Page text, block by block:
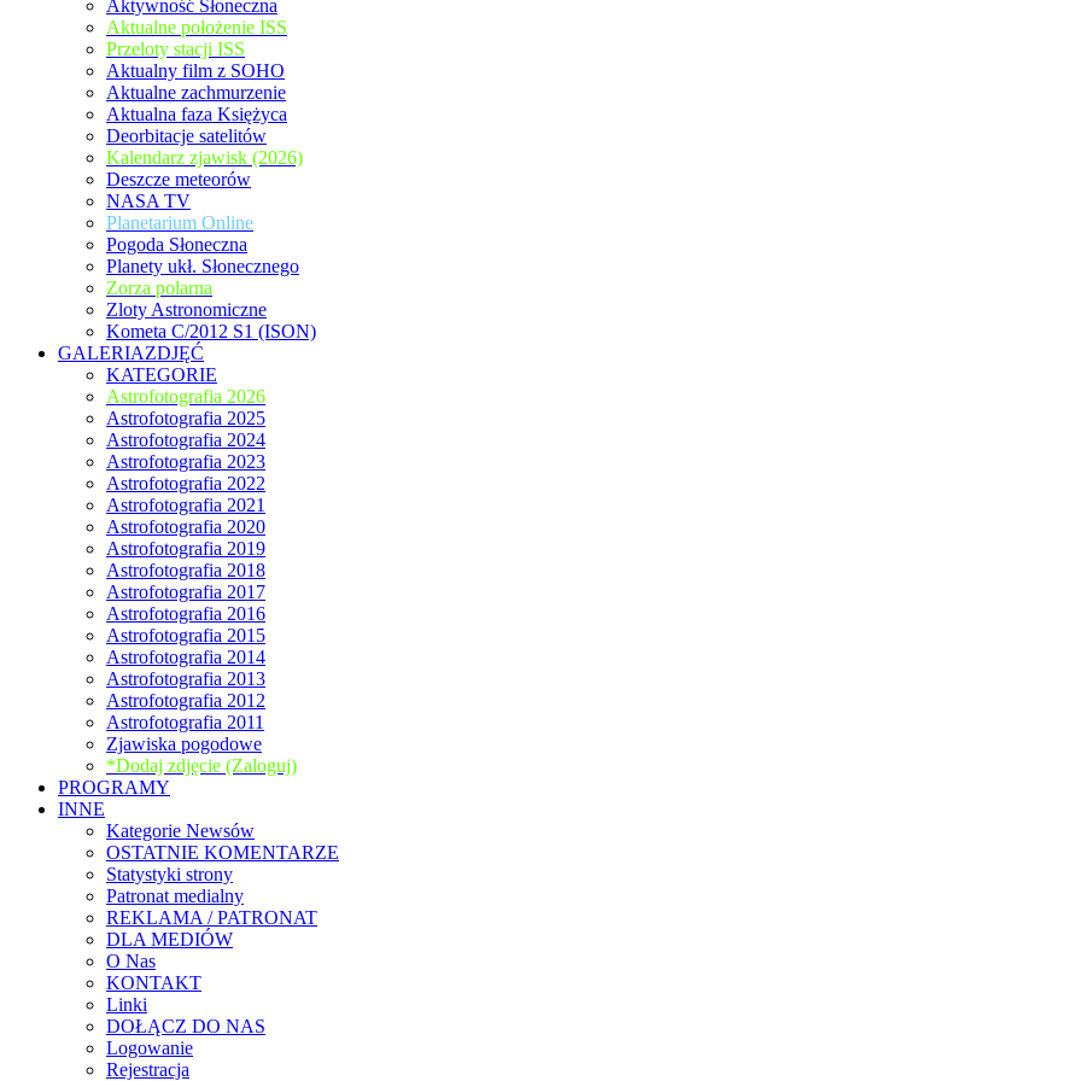
Aktywność Słoneczna
Aktualne położenie ISS
Przeloty stacji ISS
Aktualny film z SOHO
Aktualne zachmurzenie
Aktualna faza Księżyca
Deorbitacje satelitów
Kalendarz zjawisk (2026)
Deszcze meteorów
NASA TV
Planetarium Online
Pogoda Słoneczna
Planety ukł. Słonecznego
Zorza polarna
Zloty Astronomiczne
Kometa C/2012 S1 (ISON)
GALERIAZDJĘĆ
KATEGORIE
Astrofotografia 2026
Astrofotografia 2025
Astrofotografia 2024
Astrofotografia 2023
Astrofotografia 2022
Astrofotografia 2021
Astrofotografia 2020
Astrofotografia 2019
Astrofotografia 2018
Astrofotografia 2017
Astrofotografia 2016
Astrofotografia 2015
Astrofotografia 2014
Astrofotografia 2013
Astrofotografia 2012
Astrofotografia 2011
Zjawiska pogodowe
*Dodaj zdjęcie (Zaloguj)
PROGRAMY
INNE
Kategorie Newsów
OSTATNIE KOMENTARZE
Statystyki strony
Patronat medialny
REKLAMA / PATRONAT
DLA MEDIÓW
O Nas
KONTAKT
Linki
DOŁĄCZ DO NAS
Logowanie
Rejestracja